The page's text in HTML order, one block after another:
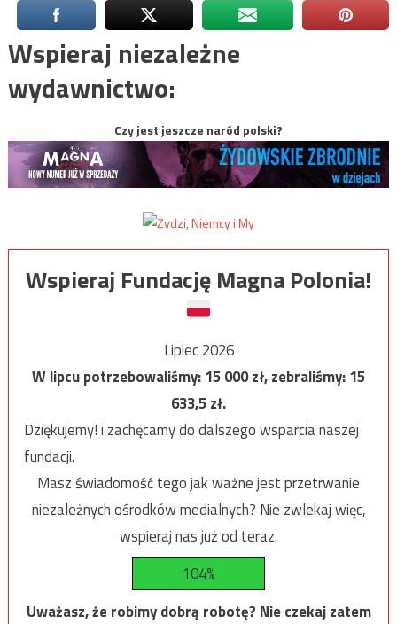
Wspieraj niezależne
wydawnictwo:
Czy jest jeszcze naród polski?
Wspieraj Fundację Magna Polonia!
Lipiec 2026
W lipcu potrzebowaliśmy:15 000zł, zebraliśmy:15
633,5zł.
Dziękujemy! i zachęcamy do dalszego wsparcia naszej
fundacji.
Masz świadomość tego jak ważne jest przetrwanie
niezależnych ośrodków medialnych? Nie zwlekaj więc,
wspieraj nas już od teraz.
104%
Uważasz, że robimy dobrą robotę? Nie czekaj zatem